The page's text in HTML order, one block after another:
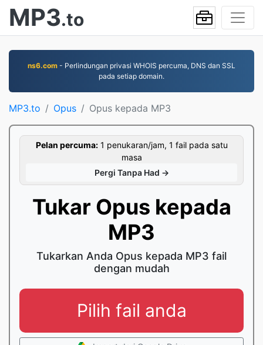
MP3.to
ns6.com - Perlindungan privasi WHOIS percuma, DNS dan SSL
pada setiap domain.
MP3.to Opus Opus kepada MP3
Pelan percuma:1 penukaran/jam, 1 fail pada satu
masa
Pergi Tanpa Had →
Tukar Opus kepada
MP3
Tukarkan Anda Opus kepada MP3 fail
dengan mudah
Pilih fail anda